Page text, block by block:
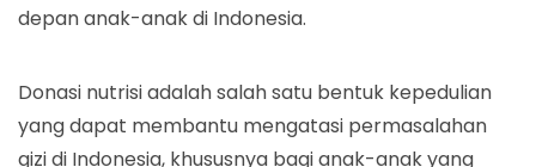
depan anak-anak di Indonesia.
Donasi nutrisi adalah salah satu bentuk kepedulian
yang dapat membantu mengatasi permasalahan
gizi di Indonesia, khususnya bagi anak-anak yang